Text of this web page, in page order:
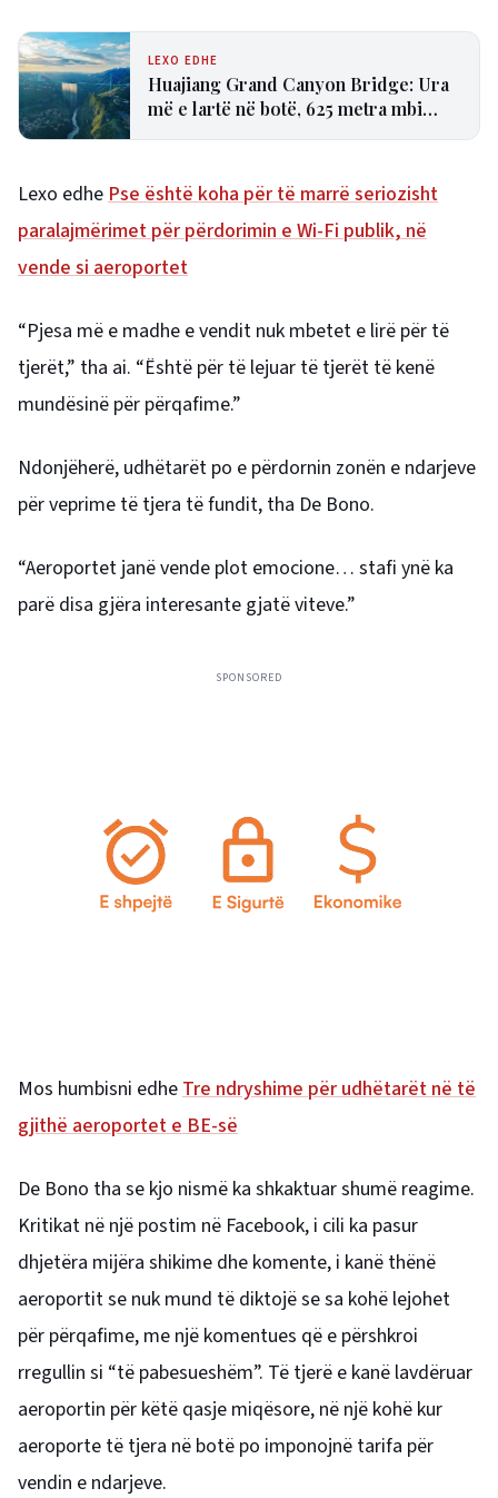
LEXO EDHE
Huajiang Grand Canyon Bridge: Ura
më e lartë në botë, 625 metra mbi
Lexo edhe Pse është koha për të marrë seriozisht
paralajmërimet për përdorimin e Wi-Fi publik, në
vende si aeroportet
“Pjesa më e madhe e vendit nuk mbetet e lirë për të
tjerët,” tha ai. “Është për të lejuar të tjerët të kenë
mundësinë për përqafime.”
Ndonjëherë, udhëtarët po e përdornin zonën e ndarjeve
për veprime të tjera të fundit, tha De Bono.
“Aeroportet janë vende plot emocione… stafi ynë ka
parë disa gjëra interesante gjatë viteve.”
SPONSORED
Mos humbisni edhe Tre ndryshime për udhëtarët në të
gjithë aeroportet e BE-së
De Bono tha se kjo nismë ka shkaktuar shumë reagime.
Kritikat në një postim në Facebook, i cili ka pasur
dhjetëra mijëra shikime dhe komente, i kanë thënë
aeroportit se nuk mund të diktojë se sa kohë lejohet
për përqafime, me një komentues që e përshkroi
rregullin si “të pabesueshëm”. Të tjerë e kanë lavdëruar
aeroportin për këtë qasje miqësore, në një kohë kur
aeroporte të tjera në botë po imponojnë tarifa për
vendin e ndarjeve.